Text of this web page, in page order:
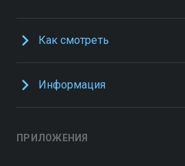
Как смотреть
Информация
ПРИЛОЖЕНИЯ